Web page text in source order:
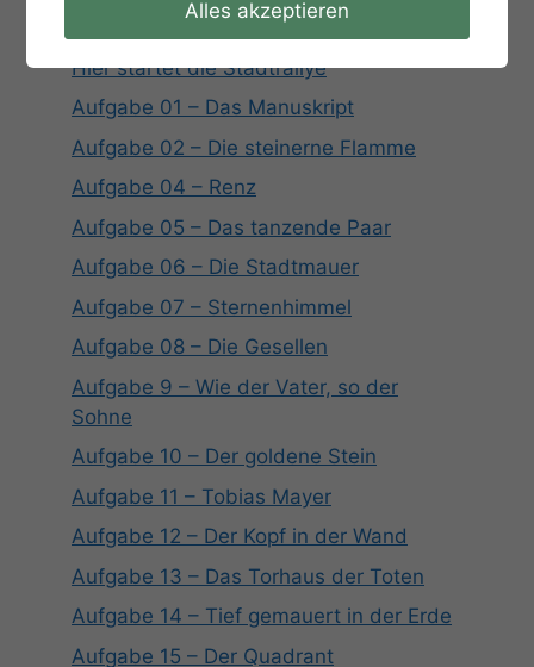
Hier startet die Stadtrallye
Aufgabe 01 – Das Manuskript
Aufgabe 02 – Die steinerne Flamme
Aufgabe 04 – Renz
Aufgabe 05 – Das tanzende Paar
Aufgabe 06 – Die Stadtmauer
Aufgabe 07 – Sternenhimmel
Aufgabe 08 – Die Gesellen
Aufgabe 9 – Wie der Vater, so der
Sohne
Aufgabe 10 – Der goldene Stein
Aufgabe 11 – Tobias Mayer
Aufgabe 12 – Der Kopf in der Wand
Aufgabe 13 – Das Torhaus der Toten
Aufgabe 14 – Tief gemauert in der Erde
Aufgabe 15 – Der Quadrant
Alles akzeptieren